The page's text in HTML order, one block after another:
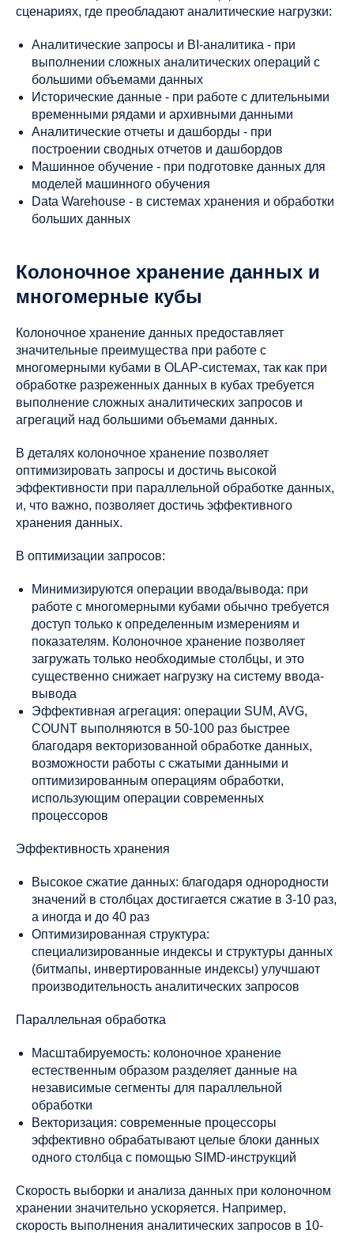
сценариях, где преобладают аналитические нагрузки:
Аналитические запросы и BI-аналитика - при
выполнении сложных аналитических операций с
большими объемами данных
Исторические данные - при работе с длительными
временными рядами и архивными данными
Аналитические отчеты и дашборды - при
построении сводных отчетов и дашбордов
Машинное обучение - при подготовке данных для
моделей машинного обучения
Data Warehouse - в системах хранения и обработки
больших данных
Колоночное хранение данных и
многомерные кубы
Колоночное хранение данных предоставляет
значительные преимущества при работе с
многомерными кубами в OLAP-системах, так как при
обработке разреженных данных в кубах требуется
выполнение сложных аналитических запросов и
агрегаций над большими объемами данных.
В деталях колоночное хранение позволяет
оптимизировать запросы и достичь высокой
эффективности при параллельной обработке данных,
и, что важно, позволяет достичь эффективного
хранения данных.
В оптимизации запросов:
Минимизируются операции ввода/вывода: при
работе с многомерными кубами обычно требуется
доступ только к определенным измерениям и
показателям. Колоночное хранение позволяет
загружать только необходимые столбцы, и это
существенно снижает нагрузку на систему ввода-
вывода
Эффективная агрегация: операции SUM, AVG,
COUNT выполняются в 50-100 раз быстрее
благодаря векторизованной обработке данных,
возможности работы с сжатыми данными и
оптимизированным операциям обработки,
использующим операции современных
процессоров
Эффективность хранения
Высокое сжатие данных: благодаря однородности
значений в столбцах достигается сжатие в 3-10 раз,
а иногда и до 40 раз
Оптимизированная структура:
специализированные индексы и структуры данных
(битмапы, инвертированные индексы) улучшают
производительность аналитических запросов
Параллельная обработка
Масштабируемость: колоночное хранение
естественным образом разделяет данные на
независимые сегменты для параллельной
обработки
Векторизация: современные процессоры
эффективно обрабатывают целые блоки данных
одного столбца с помощью SIMD-инструкций
Скорость выборки и анализа данных при колоночном
хранении значительно ускоряется. Например,
скорость выполнения аналитических запросов в 10-